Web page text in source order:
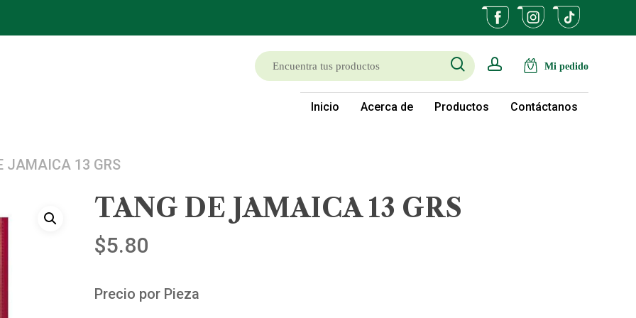
Inicio Acerca de Productos Contáctanos
searchaccount
JAMAICA 13 GRS
TANG DE JAMAICA 13 GRS
$5.80
Precio por Pieza